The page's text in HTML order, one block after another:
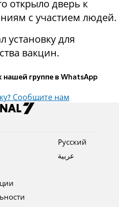
открыло дверь к
с участием людей.
установку для
вакцин.
нашей группе в WhatsApp
Сообщите нам
Pусский
عربية